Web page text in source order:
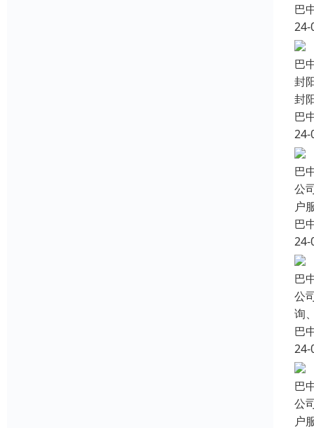
巴
24-
巴
封
封
巴
24-
巴
公
户
巴
24-
巴
公
询
巴
24-
巴
公
户